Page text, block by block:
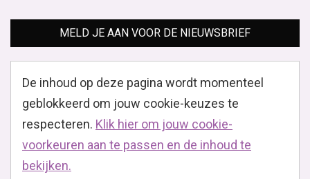
MELD JE AAN VOOR DE NIEUWSBRIEF
De inhoud op deze pagina wordt momenteel
geblokkeerd om jouw cookie-keuzes te
respecteren. Klik hier om jouw cookie-
voorkeuren aan te passen en de inhoud te
bekijken.